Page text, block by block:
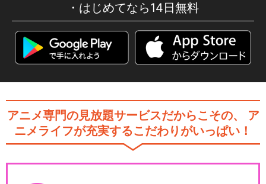
はじめてなら14日無料
アニメ専門の見放題サービスだからこその、
ア
ニメライフが充実するこだわりがいっぱい！